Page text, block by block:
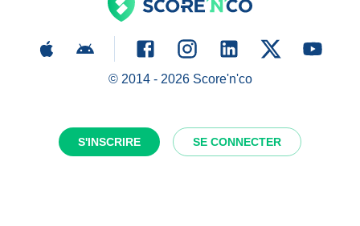
S'INSCRIRE SE CONNECTER
© 2014 - 2026Score'n'co